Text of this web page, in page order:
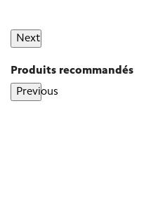
Next
Produits recommandés
Previous